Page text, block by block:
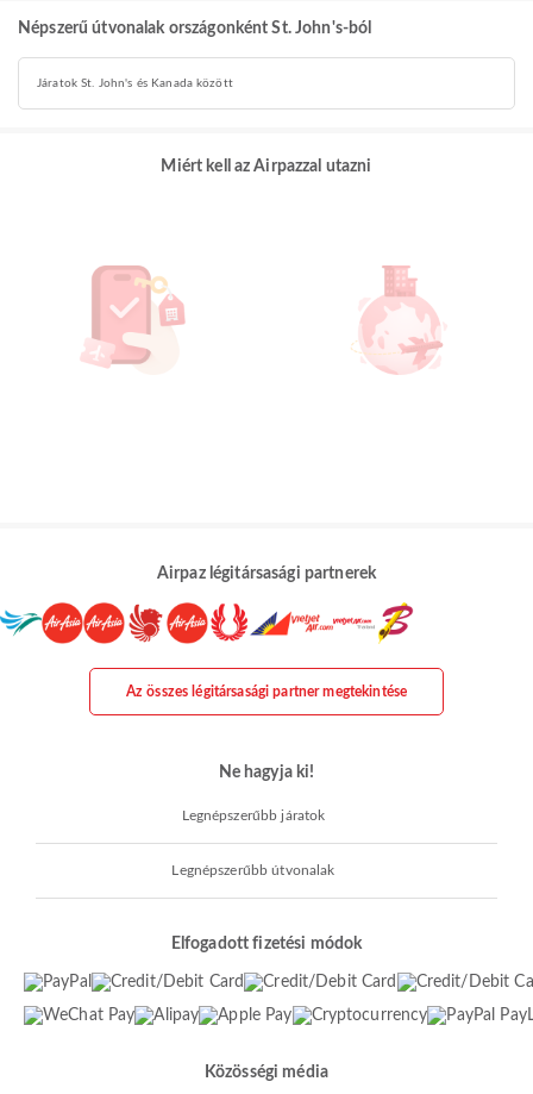
Népszerű útvonalak országonként St. John's-ból
Járatok St. John's és Kanada között
Miért kell az Airpazzal utazni
Airpaz légitársasági partnerek
Az összes légitársasági partner megtekintése
Ne hagyja ki!
Legnépszerűbb járatok
Legnépszerűbb útvonalak
Elfogadott fizetési módok
Közösségi média